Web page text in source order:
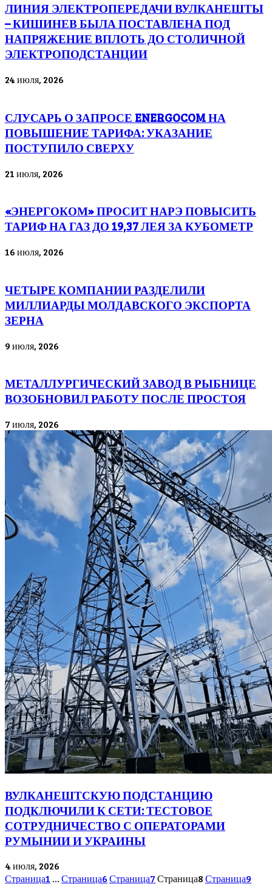
ЛИНИЯ ЭЛЕКТРОПЕРЕДАЧИ ВУЛКАНЕШТЫ
– КИШИНЕВ БЫЛА ПОСТАВЛЕНА ПОД
НАПРЯЖЕНИЕ ВПЛОТЬ ДО СТОЛИЧНОЙ
ЭЛЕКТРОПОДСТАНЦИИ
24 июля, 2026
СЛУСАРЬ О ЗАПРОСЕ ENERGOCOM НА
ПОВЫШЕНИЕ ТАРИФА: УКАЗАНИЕ
ПОСТУПИЛО СВЕРХУ
21 июля, 2026
«ЭНЕРГОКОМ» ПРОСИТ НАРЭ ПОВЫСИТЬ
ТАРИФ НА ГАЗ ДО 19,37 ЛЕЯ ЗА КУБОМЕТР
16 июля, 2026
ЧЕТЫРЕ КОМПАНИИ РАЗДЕЛИЛИ
МИЛЛИАРДЫ МОЛДАВСКОГО ЭКСПОРТА
ЗЕРНА
9 июля, 2026
МЕТАЛЛУРГИЧЕСКИЙ ЗАВОД В РЫБНИЦЕ
ВОЗОБНОВИЛ РАБОТУ ПОСЛЕ ПРОСТОЯ
7 июля, 2026
ВУЛКАНЕШТСКУЮ ПОДСТАНЦИЮ
ПОДКЛЮЧИЛИ К СЕТИ: ТЕСТОВОЕ
СОТРУДНИЧЕСТВО С ОПЕРАТОРАМИ
РУМЫНИИ И УКРАИНЫ
4 июля, 2026
Страница1 …Страница6Страница7Страница8Страница9